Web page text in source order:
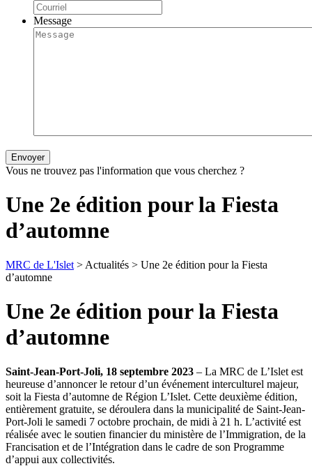
Message
Vous ne trouvez pas l'information que vous cherchez ?
Une 2e édition pour la Fiesta
d’automne
MRC de L'Islet > Actualités > Une 2e édition pour la Fiesta
d’automne
Une 2e édition pour la Fiesta
d’automne
Saint-Jean-Port-Joli, 18 septembre 2023 – La MRC de L’Islet est
heureuse d’annoncer le retour d’un événement interculturel majeur,
soit la Fiesta d’automne de Région L’Islet. Cette deuxième édition,
entièrement gratuite, se déroulera dans la municipalité de Saint-Jean-
Port-Joli le samedi 7 octobre prochain, de midi à 21 h. L’activité est
réalisée avec le soutien financier du ministère de l’Immigration, de la
Francisation et de l’Intégration dans le cadre de son Programme
d’appui aux collectivités.